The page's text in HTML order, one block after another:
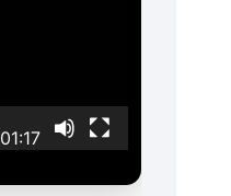
01:17